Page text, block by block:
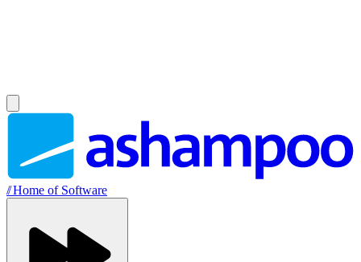
//Home of Software